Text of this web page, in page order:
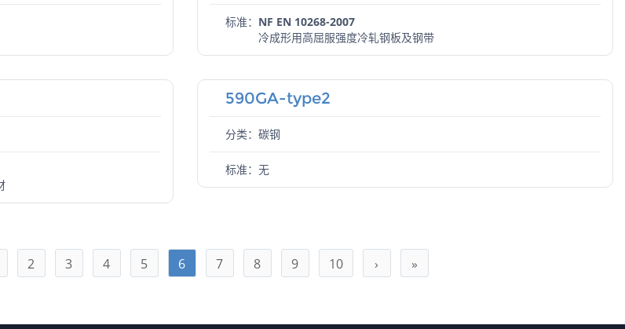
标准： NF EN 10268-2007
冷成形用高屈服强度冷轧钢板及钢带
590GA-type2
分类：碳钢
标准： 无
2 3 4 5 6 7 8 9 10 › »